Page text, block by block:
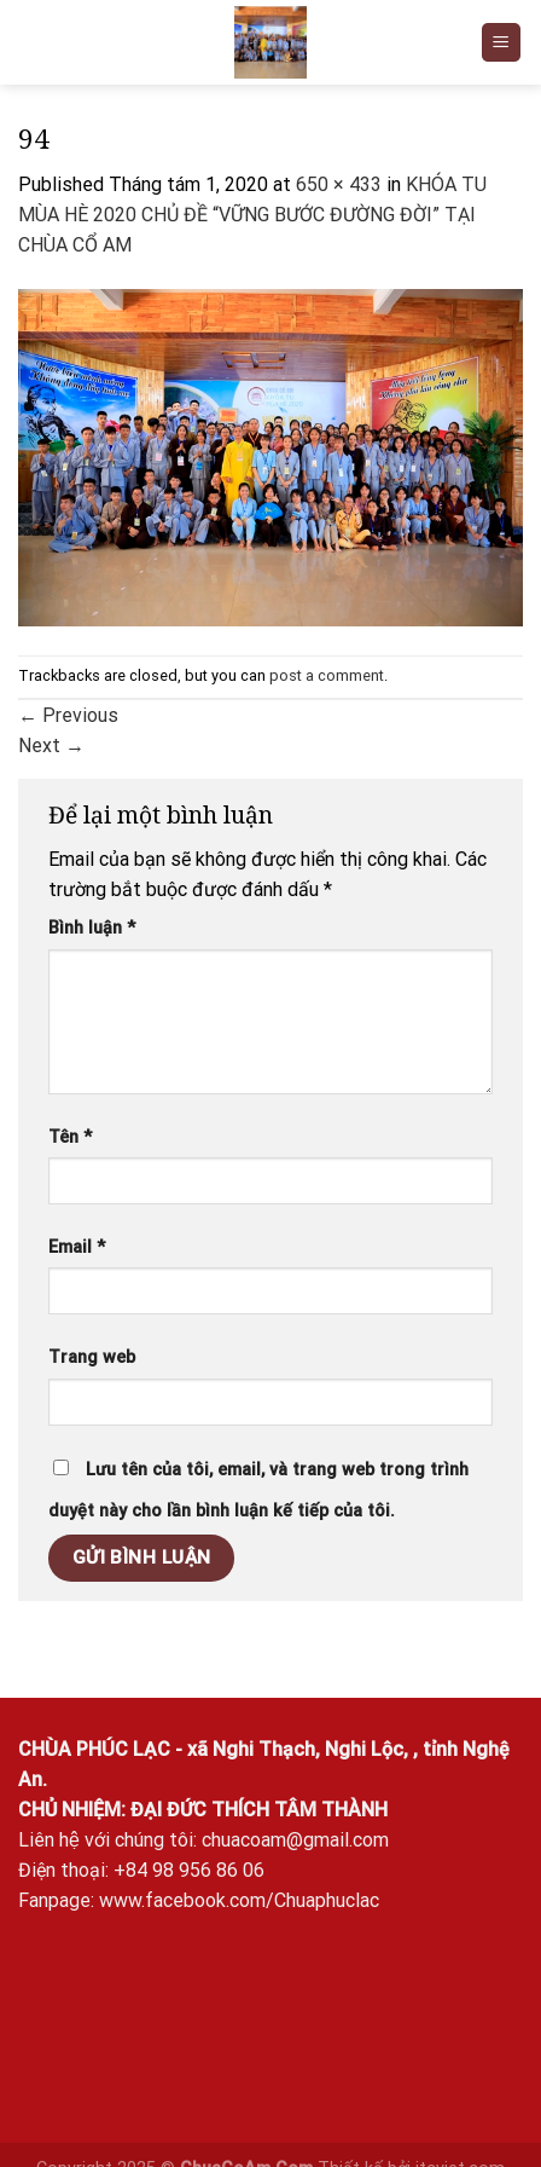
94
Published Tháng tám 1, 2020 at 650 × 433 in KHÓA TU
MÙA HÈ 2020 CHỦ ĐỀ “VỮNG BƯỚC ĐƯỜNG ĐỜI” TẠI
CHÙA CỔ AM
Trackbacks are closed, but you can post a comment.
← Previous
Next →
Để lại một bình luận
Email của bạn sẽ không được hiển thị công khai. Các
trường bắt buộc được đánh dấu *
Bình luận *
Tên *
Email *
Trang web
Lưu tên của tôi, email, và trang web trong trình
duyệt này cho lần bình luận kế tiếp của tôi.
CHÙA PHÚC LẠC - xã Nghi Thạch, Nghi Lộc, , tỉnh Nghệ
An.
CHỦ NHIỆM: ĐẠI ĐỨC THÍCH TÂM THÀNH
Liên hệ với chúng tôi: chuacoam@gmail.com
Điện thoại: +84 98 956 86 06
Fanpage: www.facebook.com/Chuaphuclac